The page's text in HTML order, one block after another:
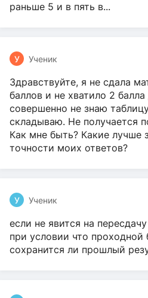
раньше 5 и в пять в...
У Ученик
Здравствуйте, я не сдала
баллов и не хватило 2
совершенно не знаю
складываю. Не получается
Как мне быть? Какие лучше
точности моих ответов?
У Ученик
если не явится на
при условии что проходной
сохранится ли прошлый